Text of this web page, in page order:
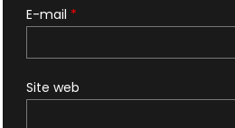
E-mail *
Site web